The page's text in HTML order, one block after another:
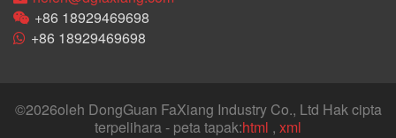
+86 18929469698
+86 18929469698
©2026oleh DongGuan FaXiang Industry Co., Ltd Hak cipta
terpelihara - peta tapak:html , xml